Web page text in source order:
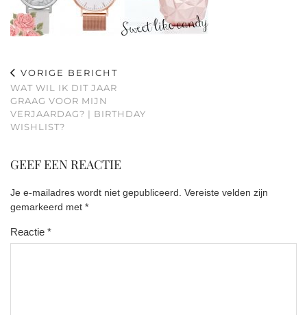
VORIGE BERICHT
WAT WIL IK DIT JAAR
GRAAG VOOR MIJN
VERJAARDAG? | BIRTHDAY
WISHLIST?
GEEF EEN REACTIE
Je e-mailadres wordt niet gepubliceerd. Vereiste velden zijn
gemarkeerd met *
Reactie *